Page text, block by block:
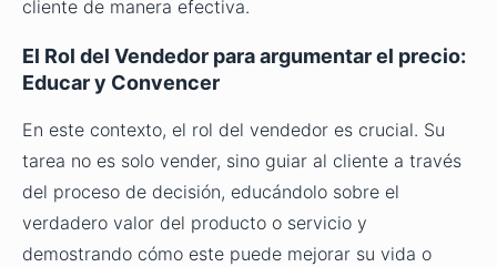
cliente de manera efectiva.
El Rol del Vendedor para argumentar el precio:
Educar y Convencer
En este contexto, el rol del vendedor es crucial. Su
tarea no es solo vender, sino guiar al cliente a través
del proceso de decisión, educándolo sobre el
verdadero valor del producto o servicio y
demostrando cómo este puede mejorar su vida o